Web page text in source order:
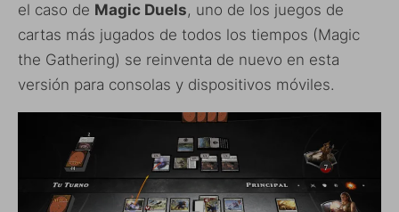
el caso de Magic Duels, uno de los juegos de
cartas más jugados de todos los tiempos (Magic
the Gathering) se reinventa de nuevo en esta
versión para consolas y dispositivos móviles.